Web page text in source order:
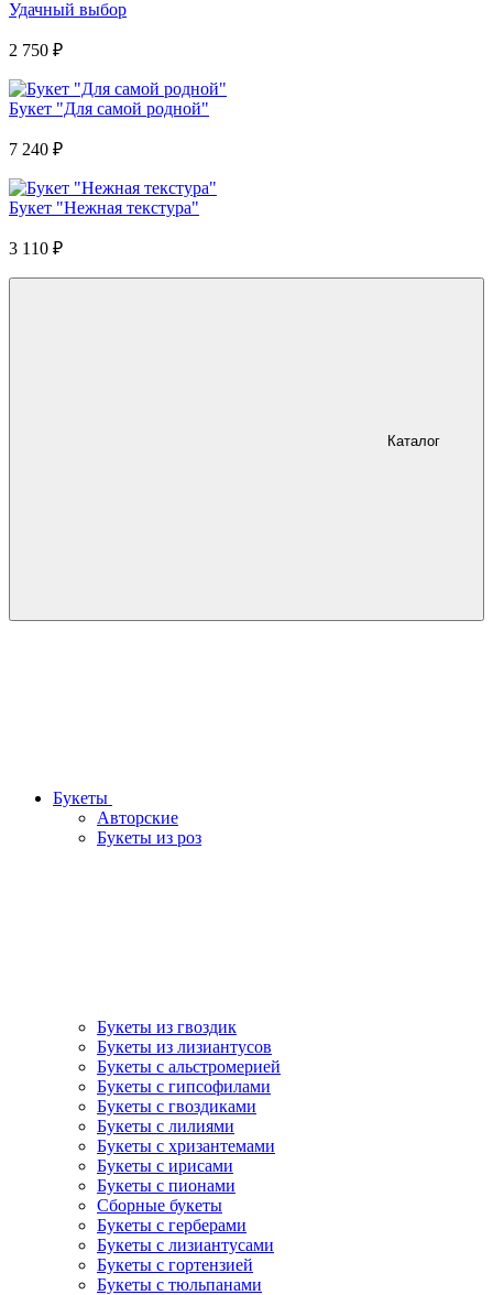
Удачный выбор
2 750 ₽
Букет "Для самой родной"
7 240 ₽
Букет "Нежная текстура"
3 110 ₽
Каталог
Букеты
Авторские
Букеты из роз
Букеты из гвоздик
Букеты из лизиантусов
Букеты с альстромерией
Букеты с гипсофилами
Букеты с гвоздиками
Букеты с лилиями
Букеты с хризантемами
Букеты с ирисами
Букеты с пионами
Сборные букеты
Букеты с герберами
Букеты с лизиантусами
Букеты с гортензией
Букеты с тюльпанами